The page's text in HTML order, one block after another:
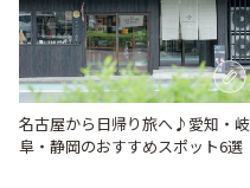
名古屋から日帰り旅へ♪愛知・岐
阜・静岡のおすすめスポット6選